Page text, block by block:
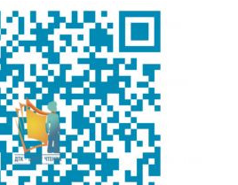
интересен школьникам из
обязательна пономеру:
MAX)
пят., 14:30-15:30ч.
“ДТК – Центр чтения” (пр.
ИТ парка).